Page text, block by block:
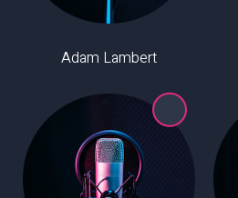
Adam Lambert